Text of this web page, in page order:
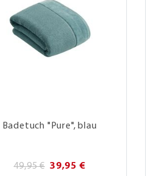
Badetuch "Pure", blau
49,95 € 39,95 €